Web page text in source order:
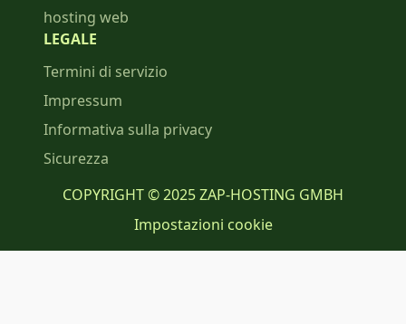
hosting web
LEGALE
Termini di servizio
Impressum
Informativa sulla privacy
Sicurezza
COPYRIGHT © 2025 ZAP-HOSTING GMBH
Impostazioni cookie